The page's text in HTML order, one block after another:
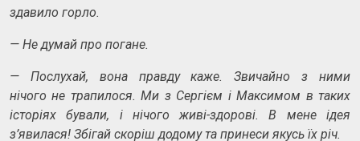
здавило горло.
— Не думай про погане.
— Послухай, вона правду каже. Звичайно з ними
нічого не трапилося. Ми з Сергієм і Максимом в таких
історіях бували, і нічого живі-здорові. В мене ідея
з’явилася! Збігай скоріш додому та принеси якусь їх річ.